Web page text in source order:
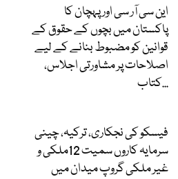
این سی آر سی اور پہچان کا
پاکستان میں بچوں کے حقوق کے
قوانین کو مضبوط بنانے کے لیے
اصلاحات پر مشاورتی اجلاس،
کتاب...
فیسکو کی نجکاری، ترکیہ، چینی
سرمایہ کاروں سمیت 12ملکی و
غیر ملکی گروپ میدان میں